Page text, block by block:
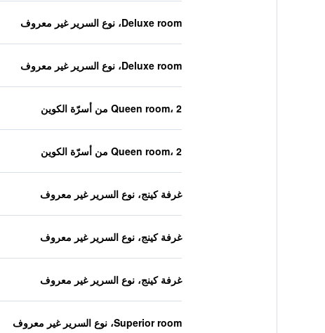
Deluxe room، نوع السرير غير معروف
Deluxe room، نوع السرير غير معروف
Queen room، 2 من أسرّة الكوين
Queen room، 2 من أسرّة الكوين
غرفة كينج، نوع السرير غير معروف
غرفة كينج، نوع السرير غير معروف
غرفة كينج، نوع السرير غير معروف
Superior room، نوع السرير غير معروف